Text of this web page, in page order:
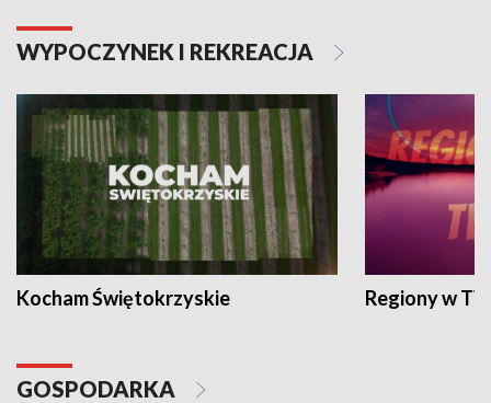
WYPOCZYNEK I REKREACJA
Kocham Świętokrzyskie Regiony w
GOSPODARKA